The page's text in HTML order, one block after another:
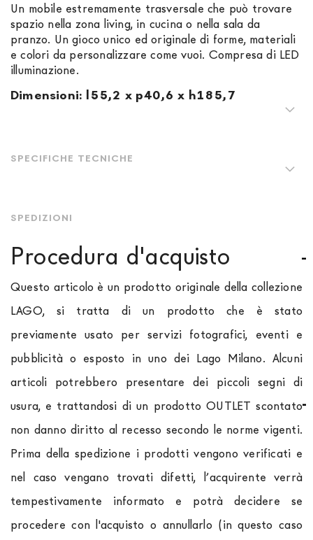
Un mobile estremamente trasversale che può trovare
spazio nella zona living, in cucina o nella sala da
pranzo. Un gioco unico ed originale di forme, materiali
e colori da personalizzare come vuoi. Compresa di LED
illuminazione.
Dimensioni: l55,2 x p40,6 x h185,7
SPECIFICHE TECNICHE
SPEDIZIONI
Procedura d'acquisto
Questo articolo è un prodotto originale della collezione
LAGO, si tratta di un prodotto che è stato
previamente usato per servizi fotografici, eventi e
pubblicità o esposto in uno dei Lago Milano. Alcuni
articoli potrebbero presentare dei piccoli segni di
usura, e trattandosi di un prodotto OUTLET scontato
non danno diritto al recesso secondo le norme vigenti.
Prima della spedizione i prodotti vengono verificati e
nel caso vengano trovati difetti, l’acquirente verrà
tempestivamente informato e potrà decidere se
procedere con l'acquisto o annullarlo (in questo caso